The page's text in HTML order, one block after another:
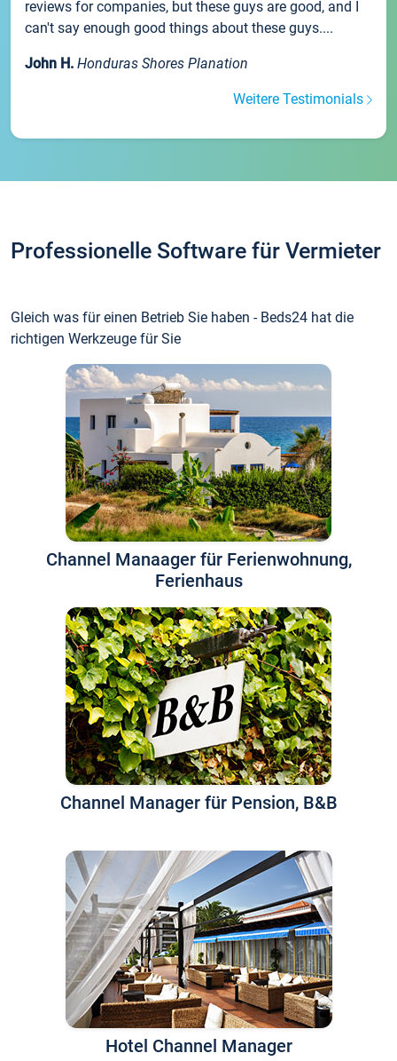
reviews for companies, but these guys are good, and I
can't say enough good things about these guys....
John H. Honduras Shores Planation
Weitere Testimonials
Professionelle Software für Vermieter
Gleich was für einen Betrieb Sie haben - Beds24 hat die
richtigen Werkzeuge für Sie
Channel Manaager für Ferienwohnung,
Ferienhaus
Channel Manager für Pension, B&B
Hotel Channel Manager